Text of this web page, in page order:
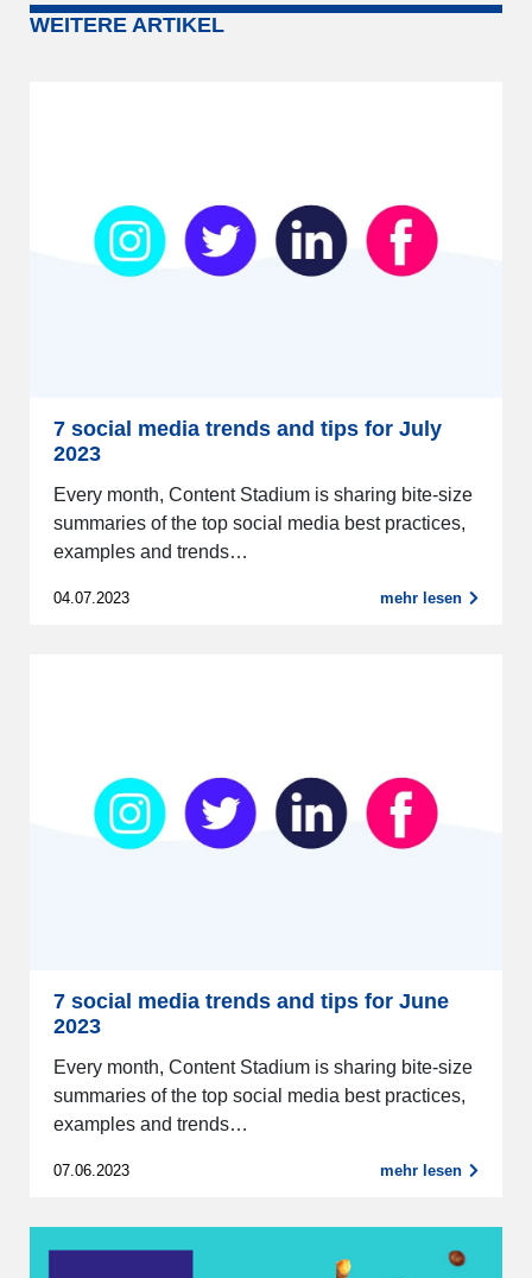
WEITERE ARTIKEL
7 social media trends and tips for July
2023
Every month, Content Stadium is sharing bite-size
summaries of the top social media best practices,
examples and trends…
04.07.2023 mehr lesen
7 social media trends and tips for June
2023
Every month, Content Stadium is sharing bite-size
summaries of the top social media best practices,
examples and trends…
07.06.2023 mehr lesen